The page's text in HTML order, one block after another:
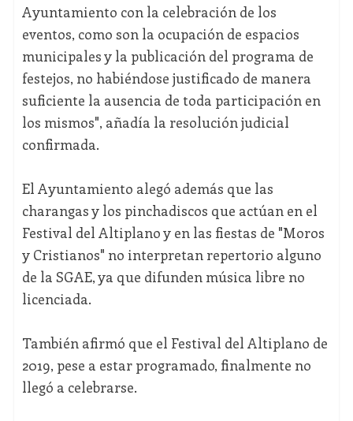
Ayuntamiento con la celebración de los
eventos, como son la ocupación de espacios
municipales y la publicación del programa de
festejos, no habiéndose justificado de manera
suficiente la ausencia de toda participación en
los mismos", añadía la resolución judicial
confirmada.
El Ayuntamiento alegó además que las
charangas y los pinchadiscos que actúan en el
Festival del Altiplano y en las fiestas de "Moros
y Cristianos" no interpretan repertorio alguno
de la SGAE, ya que difunden música libre no
licenciada.
También afirmó que el Festival del Altiplano de
2019, pese a estar programado, finalmente no
llegó a celebrarse.